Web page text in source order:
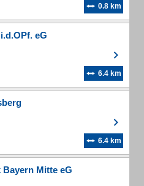
0.8 km
eG
6.4 km
6.4 km
Mitte eG